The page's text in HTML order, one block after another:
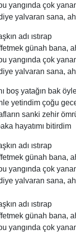
yangında çok
yalvaran sana,
adı ıstırap
günah bana,
yangında çok
yalvaran sana,
boş yatağın bak
yetindim çoğu
sanki zehir
hayatımı bitirdim
adı ıstırap
günah bana,
yangında çok
yalvaran sana,
adı ıstırap
günah bana,
yangında çok